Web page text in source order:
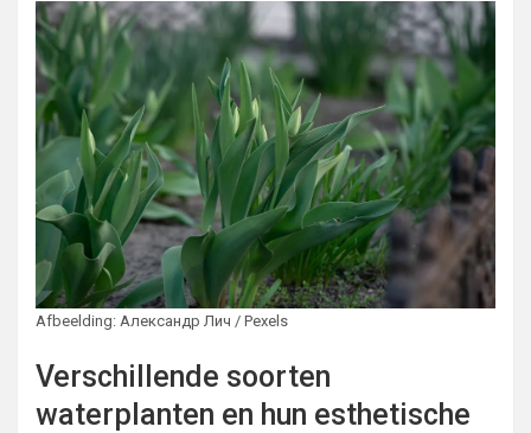
Afbeelding: Александр Лич / Pexels
Verschillende soorten
waterplanten en hun esthetische